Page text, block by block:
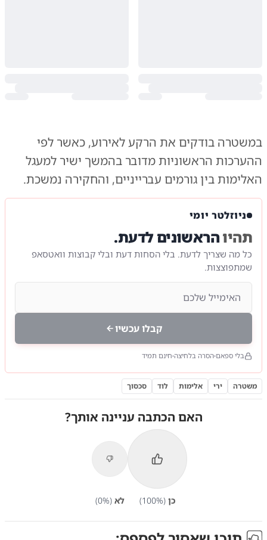
במשטרה בודקים את הרקע לאירוע, כאשר לפי
ההערכות הראשוניות מדובר בהמשך ישיר למעגל
האלימות בין גורמים עברייניים, והחקירה נמשכת.
ניוזלטר יומי
תהיוהראשונים לדעת.
כל מה שצריך לדעת. בלי הסחות דעת ובלי קבוצות וואטסאפ
שמתפוצצות.
קבלו עכשיו
בלי ספאם הסרה בלחיצה חינם תמיד
משטרה ירי אלימות לוד סכסוך
האם הכתבה עניינה אותך?
כן (
100%) לא (
0%)